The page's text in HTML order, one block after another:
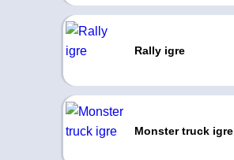
Rally igre
Monster truck igre